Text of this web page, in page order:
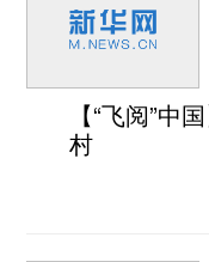
【“飞阅”中
村